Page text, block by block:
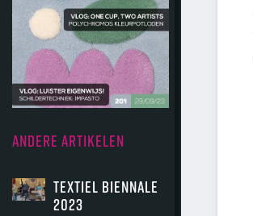
ANDERE ARTIKELEN
Textiel Biennale
2023